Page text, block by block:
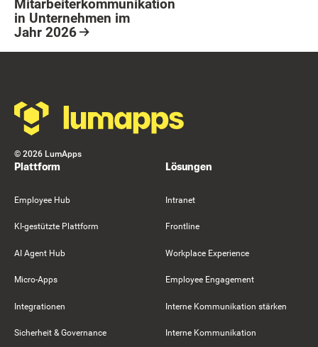
Mitarbeiterkommunikation
in Unternehmen im
Jahr 2026
© 2026 LumApps
Plattform
Employee Hub
KI-gestützte Plattform
AI Agent Hub
Micro-Apps
Integrationen
Sicherheit & Governance
Lösungen
Intranet
Frontline
Workplace Experience
Employee Engagement
Interne Kommunikation stärken
Interne Kommunikation